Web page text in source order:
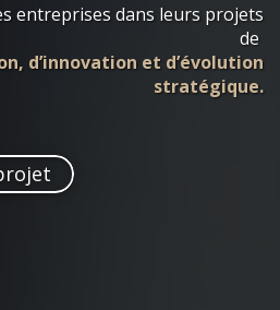
entreprises dans leurs projets
de
d’innovation et d’évolution
stratégique.